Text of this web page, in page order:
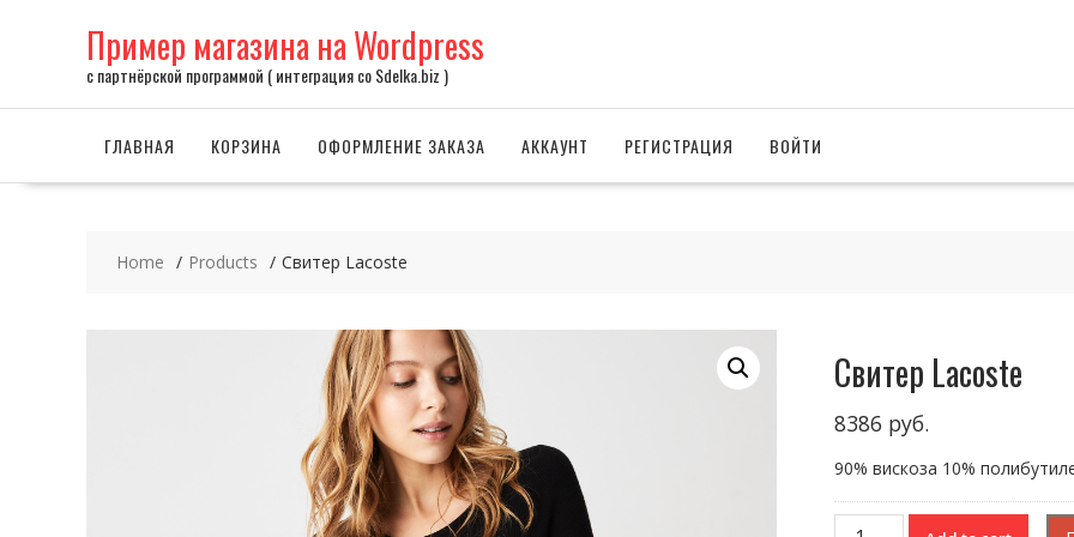
Пример магазина на Wordpress
с партнёрской программой ( интеграция со Sdelka.biz )
ГЛАВНАЯ КОРЗИНА ОФОРМЛЕНИЕ ЗАКАЗА АККАУНТ РЕГИСТРАЦИЯ ВОЙТИ
Home Products Свитер Lacoste
Свитер Lacoste
8386 руб.
90% вискоза 10%
Свитер